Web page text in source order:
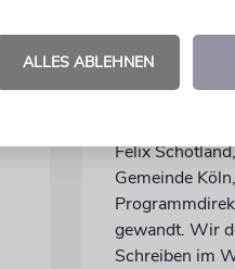
Felix
Gemeinde
gewandt. Wir
Schreiben im
ALLES ABLEHNEN